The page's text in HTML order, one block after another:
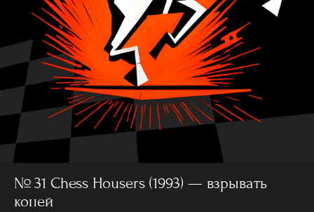
№ 31 Chess Housers (1993) — взрывать
коней